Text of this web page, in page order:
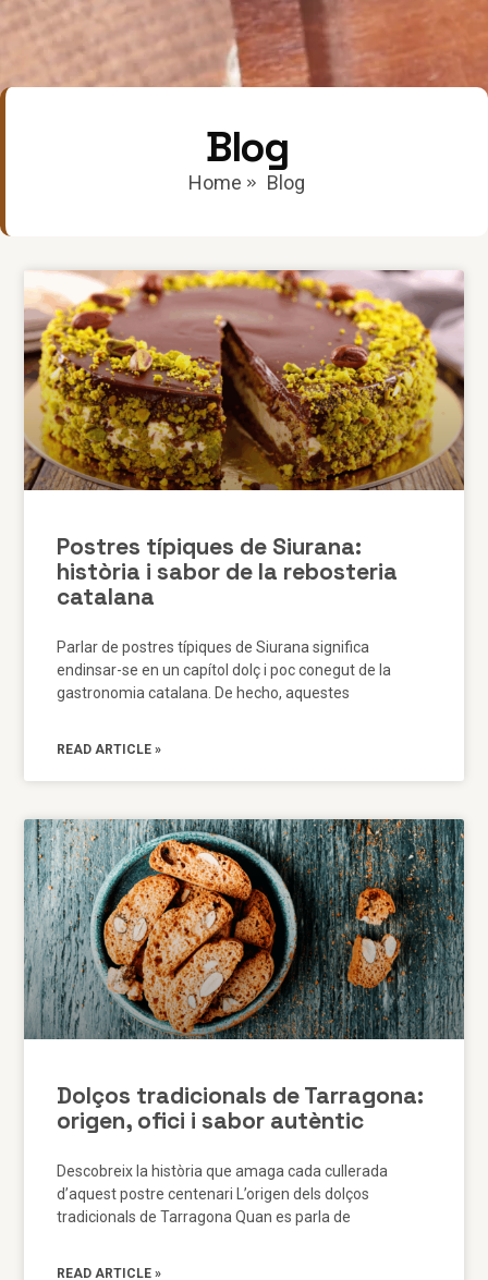
Blog
Home Blog
Postres típiques de Siurana:
història i sabor de la rebosteria
catalana
Parlar de postres típiques de Siurana significa
endinsar-se en un capítol dolç i poc conegut de la
gastronomia catalana. De hecho, aquestes
READ ARTICLE »
Dolços tradicionals de Tarragona:
origen, ofici i sabor autèntic
Descobreix la història que amaga cada cullerada
d’aquest postre centenari L’origen dels dolços
tradicionals de Tarragona Quan es parla de
READ ARTICLE »